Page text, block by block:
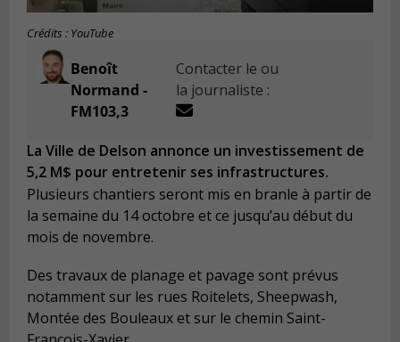
Crédits : YouTube
Benoît
Normand -
FM103,3
Contacter le ou
la journaliste :
La Ville de Delson annonce un investissement de
5,2 M$ pour entretenir ses infrastructures.
Plusieurs chantiers seront mis en branle à partir de
la semaine du 14 octobre et ce jusqu’au début du
mois de novembre.
Des travaux de planage et pavage sont prévus
notamment sur les rues Roitelets, Sheepwash,
Montée des Bouleaux et sur le chemin Saint-